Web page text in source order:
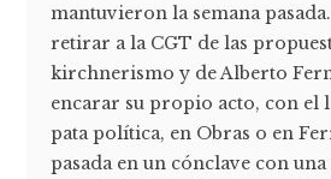
mantuvieron la semana
retirar a la CGT de las
kirchnerismo y de Alberto
encarar su propio acto, con el
pata política, en Obras o en
pasada en un cónclave con una